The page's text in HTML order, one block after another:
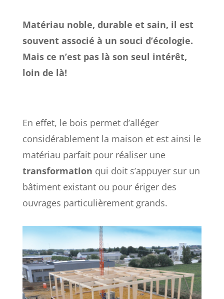
Matériau noble, durable et sain, il est
souvent associé à un souci d’écologie.
Mais ce n’est pas là son seul intérêt,
loin de là!
En effet, le bois permet d’alléger
considérablement la maison et est ainsi le
matériau parfait pour réaliser une
transformation qui doit s’appuyer sur un
bâtiment existant ou pour ériger des
ouvrages particulièrement grands.